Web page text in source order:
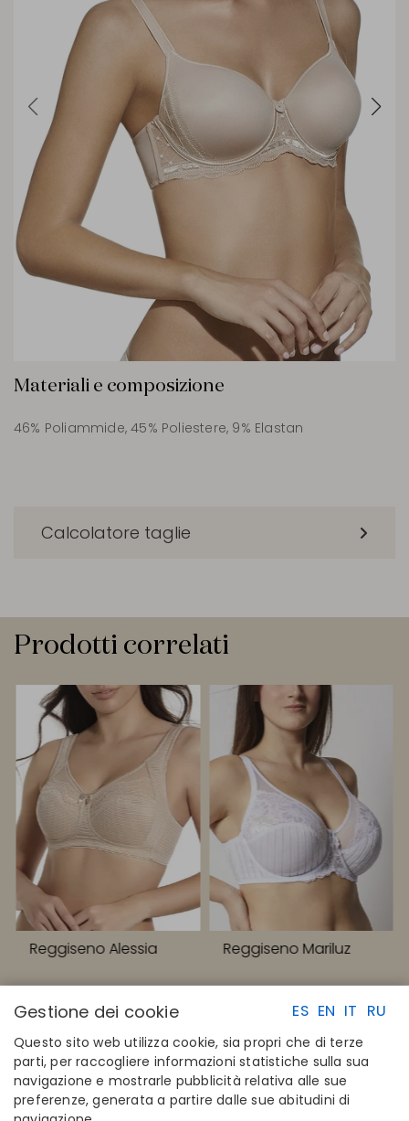
Materiali e composizione
46% Poliammide, 45% Poliestere, 9% Elastan
Calcolatore taglie
Prodotti correlati
Reggiseno Alessia Reggiseno Mariluz
ES EN IT RU
Gestione dei cookie
Questo sito web utilizza cookie, sia propri che di terze
parti, per raccogliere informazioni statistiche sulla sua
navigazione e mostrarle pubblicità relativa alle sue
preferenze, generata a partire dalle sue abitudini di
LINK RAPIDI
Calcola la tua taglia
CONTATTI
Disintex 2021 SL